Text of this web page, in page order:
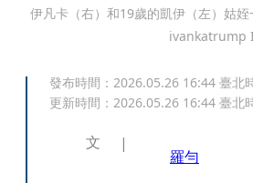
伊凡卡（右）和19歲的凱伊（左）姑
ivankatrump
發布時間： 2026.05.26 16:44 臺北
更新時間： 2026.05.26 16:44 臺北
文
羅勻